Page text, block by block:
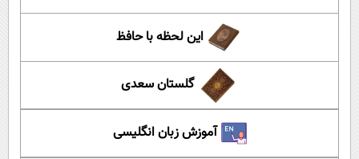
این لحظه با حافظ
گلستان سعدی
آموزش زبان انگلیسی